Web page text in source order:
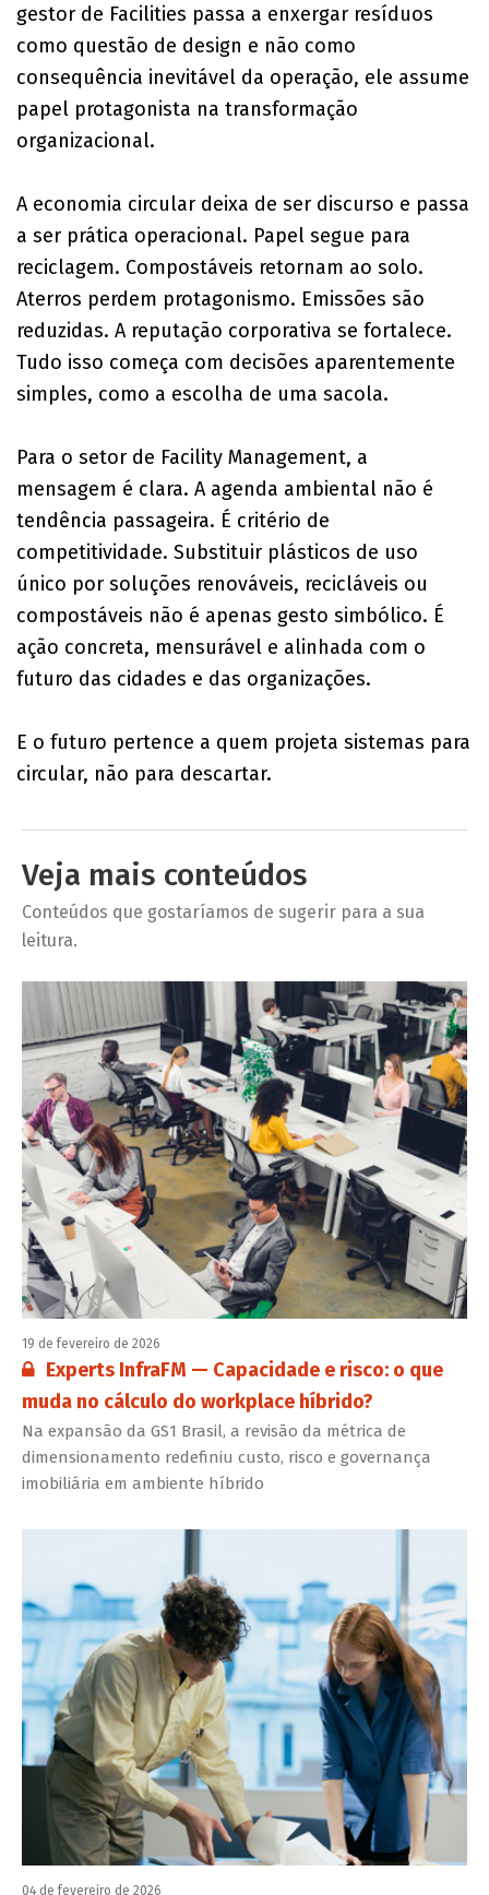
gestor de Facilities passa a enxergar resíduos
como questão de design e não como
consequência inevitável da operação, ele assume
papel protagonista na transformação
organizacional.
A economia circular deixa de ser discurso e passa
a ser prática operacional. Papel segue para
reciclagem. Compostáveis retornam ao solo.
Aterros perdem protagonismo. Emissões são
reduzidas. A reputação corporativa se fortalece.
Tudo isso começa com decisões aparentemente
simples, como a escolha de uma sacola.
Para o setor de Facility Management, a
mensagem é clara. A agenda ambiental não é
tendência passageira. É critério de
competitividade. Substituir plásticos de uso
único por soluções renováveis, recicláveis ou
compostáveis não é apenas gesto simbólico. É
ação concreta, mensurável e alinhada com o
futuro das cidades e das organizações.
E o futuro pertence a quem projeta sistemas para
circular, não para descartar.
Veja mais conteúdos
Conteúdos que gostaríamos de sugerir para a sua
leitura.
19 de fevereiro de 2026
Conteúdo restrito:
Experts InfraFM — Capacidade e risco: o que
muda no cálculo do workplace híbrido?
Na expansão da GS1 Brasil, a revisão da métrica de
dimensionamento redefiniu custo, risco e governança
imobiliária em ambiente híbrido
04 de fevereiro de 2026